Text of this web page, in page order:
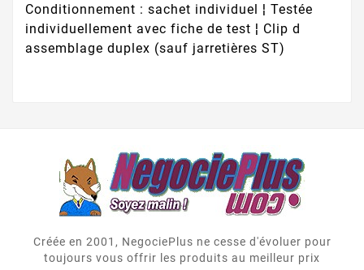
Conditionnement : sachet individuel ¦ Testée
individuellement avec fiche de test ¦ Clip d
assemblage duplex (sauf jarretières ST)
Créée en 2001, NegociePlus ne cesse d'évoluer pour
toujours vous offrir les produits au meilleur prix